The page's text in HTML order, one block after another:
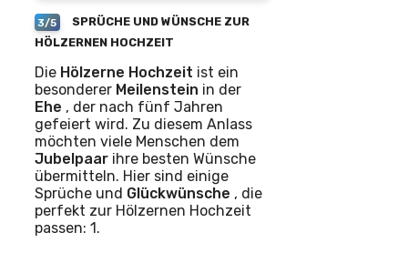
3/5
SPRÜCHE UND WÜNSCHE ZUR
HÖLZERNEN HOCHZEIT
Die Hölzerne Hochzeit ist ein
besonderer Meilenstein in der
Ehe , der nach fünf Jahren
gefeiert wird. Zu diesem Anlass
möchten viele Menschen dem
Jubelpaar ihre besten Wünsche
übermitteln. Hier sind einige
Sprüche und Glückwünsche , die
perfekt zur Hölzernen Hochzeit
passen: 1.